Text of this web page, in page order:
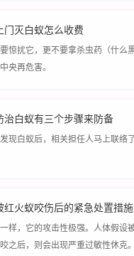
门灭白蚁怎么收费
惊扰它，更不要拿杀虫药（什么
央再危害。
治白蚁有三个步骤来防备
现白蚁后，相关担任人马上联
红火蚁咬伤后的紧急处置措施
样，它的攻击性极强。人体假设
之后，则会出现严重过敏性休克。